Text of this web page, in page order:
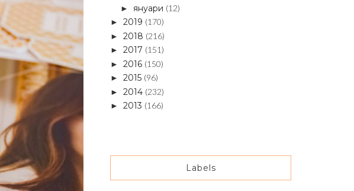
► януари (12)
► 2019 (170)
► 2018 (216)
► 2017 (151)
► 2016 (150)
► 2015 (96)
► 2014 (232)
► 2013 (166)
Labels